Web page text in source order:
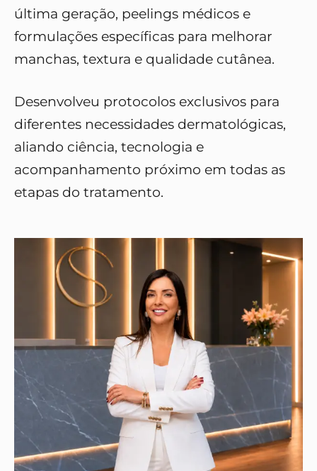
última geração, peelings médicos e
formulações específicas para melhorar
manchas, textura e qualidade cutânea.
Desenvolveu protocolos exclusivos para
diferentes necessidades dermatológicas,
aliando ciência, tecnologia e
acompanhamento próximo em todas as
etapas do tratamento.